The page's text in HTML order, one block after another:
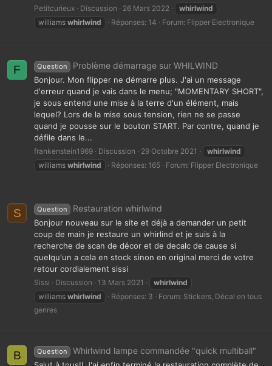
Petitcurieux Discussion 26 Mars 2022
whirlwind
williams whirlwind Réponses: 14 Forum: Flipper Electronique
F Question Problème démarrage sur WHILWIND
Bonjour. Mon flipper ne démarre plus. J'ai un message
d'erreur quand je vais dans le menu; "MOMENTARY SHORT",
je sous entend une mise à la terre d'un élément, mais
lequel? Lors de la mise sous tension, rien ne se passe
quand je pousse sur le bouton START. Par contre, quand je
défile dans le...
frankenstein1969 Discussion 29 Octobre 2021
whirlwind
williams whirlwind Réponses: 165 Forum: Flipper Electronique
S Question Restauration whirlwind
Bonjour nouveau sur le site et déjà a demander un petit
coup de main je restaure un whirlind et je suis à la
recherche de scan de décor et de decalc de cause si
quelqu'un a cela en stock sinon en original merci de votre
retour cordialement sissi
Sissi Discussion 13 Mars 2021
whirlwind
williams whirlwind Réponses: 3 Forum: Stickers, Décal en tous
genres
B Question Whirlwind lampe commandée "quick multiball"